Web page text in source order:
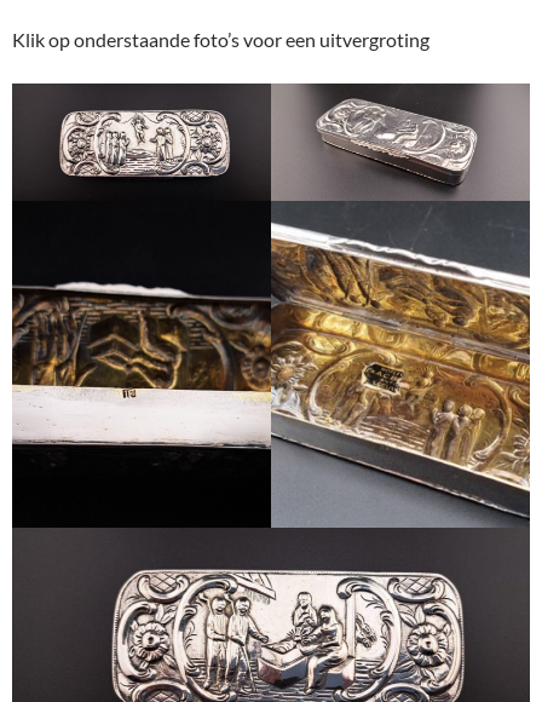
Klik op onderstaande foto’s voor een uitvergroting